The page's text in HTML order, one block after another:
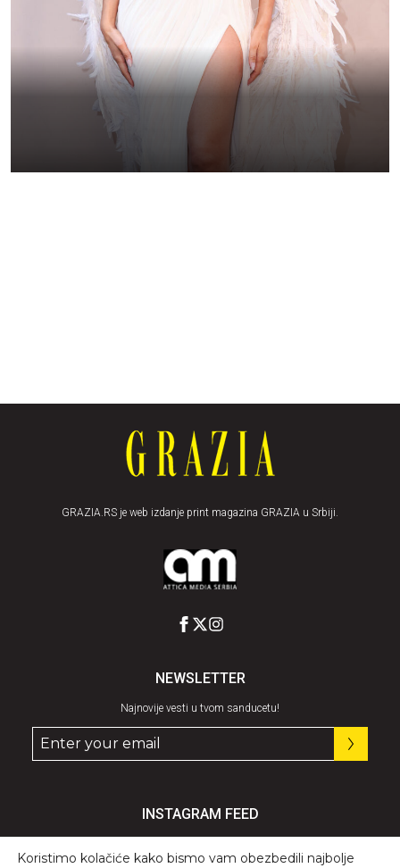
GRAZIA.RS je web izdanje print magazina GRAZIA u Srbiji.
NEWSLETTER
Najnovije vesti u tvom sanducetu!
INSTAGRAM FEED
Koristimo kolačiće kako bismo vam obezbedili najbolje